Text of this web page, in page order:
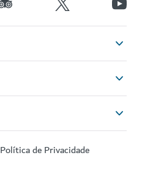
Política de Privacidade